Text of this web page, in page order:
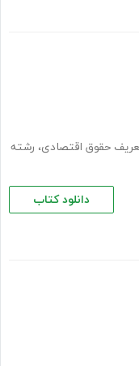
حقوق اقتصادی، رشته
دانلود کتاب